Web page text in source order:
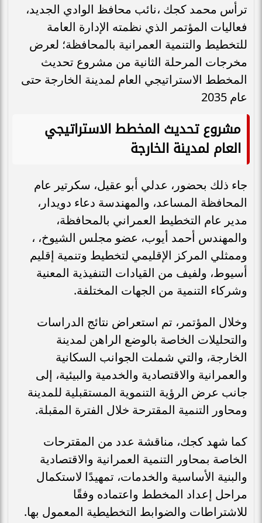
ترأس محمد كجك ،نائب محافظ الوادي الجديد،
فعاليات المؤتمر الذي نظمته الإدارة العامة
للتخطيط والتنمية العمرانية بالمحافظة؛ لعرض
مخرجات المرحلة الثانية من مشروع تحديث
المخطط الاستراتيجي العام لمدينة الخارجة حتى
عام 2035
مشروع تحديث المخطط الاستراتيجي
العام لمدينة الخارجة
جاء ذلك بحضور، عدلي أبو عقيل، سكرتير عام
المحافظة المساعد، والمهندسة دعاء دويدار،
مدير عام التخطيط العمراني بالمحافظة،
والمهندس أحمد أيوب، عضو مجلس الشيوخ، ،
وممثلي المركز الإقليمي لتخطيط وتنمية إقليم
أسيوط، ولفيف من القيادات التنفيذية المعنية
وشركاء التنمية من الجهات المختلفة.
وخلال المؤتمر، تم استعراض نتائج الدراسات
والتحليلات الخاصة بالوضع الراهن لمدينة
الخارجة، والتي شملت الجوانب السكانية
والعمرانية والاقتصادية والخدمية والبيئية، إلى
جانب عرض الرؤية التنموية المستقبلية للمدينة
ومحاور التنمية المقترحة خلال الفترة المقبلة.
كما شهد كجك، مناقشة عدد من المقترحات
الخاصة بمحاور التنمية العمرانية والاقتصادية
والبنية الأساسية والخدمات، تمهيدًا لاستكمال
مراحل إعداد المخطط واعتماده وفقًا
للاشتراطات والضوابط التخطيطية المعمول بها.